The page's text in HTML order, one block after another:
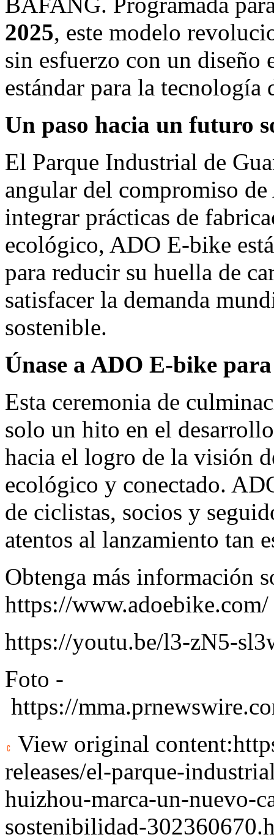
2025, este modelo
sin esfuerzo con un diseño
estándar para la tecnología
Un paso hacia un futuro
El Parque Industrial de
angular del compromiso
integrar prácticas de
ecológico, ADO E-bike
para reducir su huella de
satisfacer la demanda
sostenible.
Únase a ADO E-bike
Esta ceremonia de
solo un hito en el
hacia el logro de la visión
ecológico y conectado.
de ciclistas, socios y
atentos al lanzamiento tan
Obtenga más información
https://www.adoebike.com/
https://youtu.be/l3-zN5-
Foto -
https://
View original content:
releases/el-parque-
huizhou-marca-un-nuevo-
sostenibilidad-